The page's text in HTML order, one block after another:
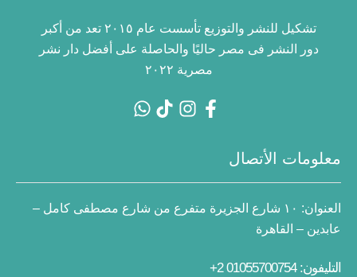
تشكيل للنشر والتوزيع تأسست عام ٢٠١٥ تعد من أكبر
دور النشر فى مصر حاليًا والحاصلة على أفضل دار نشر
مصرية ٢٠٢٢
معلومات الأتصال
العنوان:
١٠ شارع الجزيرة متفرع من شارع مصطفى كامل –
عابدين – القاهرة
التليفون: 01055700754 2+